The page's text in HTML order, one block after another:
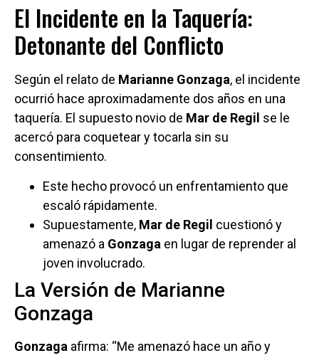
El Incidente en la Taquería:
Detonante del Conflicto
Según el relato de Marianne Gonzaga, el incidente
ocurrió hace aproximadamente dos años en una
taquería. El supuesto novio de Mar de Regil se le
acercó para coquetear y tocarla sin su
consentimiento.
Este hecho provocó un enfrentamiento que
escaló rápidamente.
Supuestamente, Mar de Regil cuestionó y
amenazó a Gonzaga en lugar de reprender al
joven involucrado.
La Versión de Marianne
Gonzaga
Gonzaga afirma: “Me amenazó hace un año y